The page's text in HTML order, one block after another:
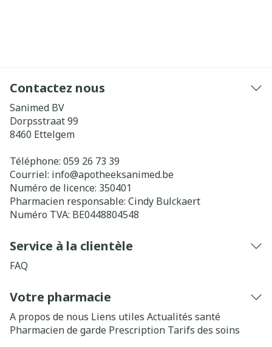
Contactez nous
Sanimed BV
Dorpsstraat 99
8460 Ettelgem
Téléphone: 059 26 73 39
Courriel: info@apotheeksanimed.be
Numéro de licence: 350401
Pharmacien responsable: Cindy Bulckaert
Numéro TVA: BE0448804548
Service à la clientèle
FAQ
Votre pharmacie
A propos de nous Liens utiles Actualités santé
Pharmacien de garde Prescription Tarifs des soins